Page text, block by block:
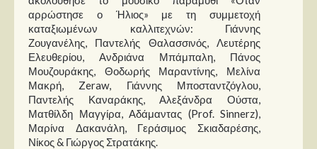
αρρώστησε ο Ήλιος» με τη συμμετοχή
καταξιωμένων καλλιτεχνών: Γιάννης
Ζουγανέλης, Παντελής Θαλασσινός, Λευτέρης
Ελευθερίου, Ανδριάνα Μπάμπαλη, Πάνος
Μουζουράκης, Θοδωρής Μαραντίνης, Μελίνα
Μακρή, Zeraw, Γιάννης Μποσταντζόγλου,
Παντελής Καναράκης, Αλεξάνδρα Ούστα,
Ματθίλδη Μαγγίρα, Αδάμαντας (Prof. Sinnerz),
Μαρίνα Δακανάλη, Γεράσιμος Σκιαδαρέσης,
Νίκος & Γιώργος Στρατάκης.